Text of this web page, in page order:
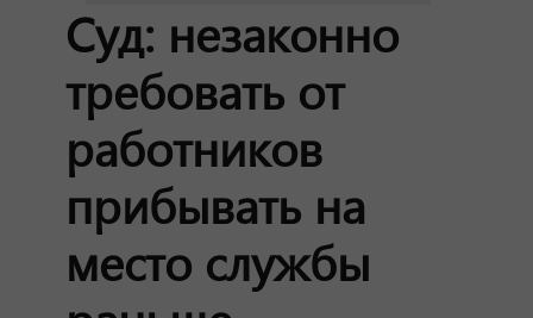
Суд: незаконно
требовать от
работников
прибывать на
место службы